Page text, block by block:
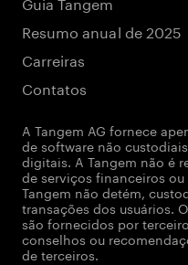
Resumo anual de 2025
Carreiras
Contatos
A Tangem AG fornece
de software não
digitais. A Tangem não é
de serviços financeiros
Tangem não detém,
transações dos usuários.
são fornecidos por
conselhos ou
de terceiros.